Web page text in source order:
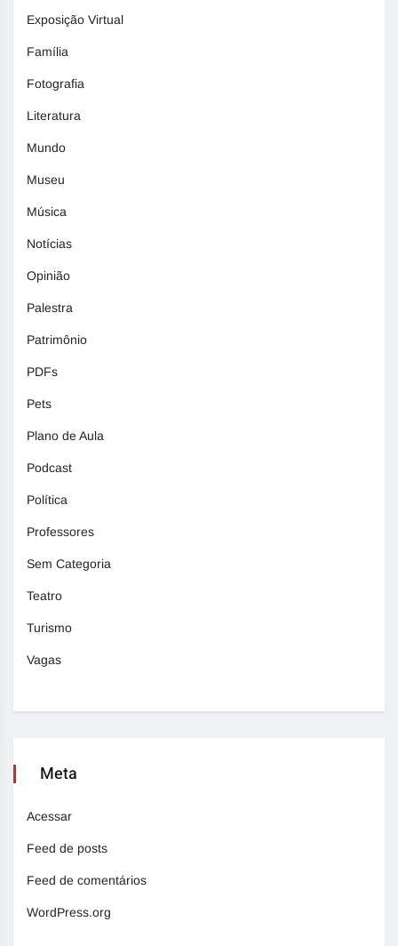
Exposição Virtual
Família
Fotografia
Literatura
Mundo
Museu
Música
Notícias
Opinião
Palestra
Patrimônio
PDFs
Pets
Plano de Aula
Podcast
Política
Professores
Sem Categoria
Teatro
Turismo
Vagas
Meta
Acessar
Feed de posts
Feed de comentários
WordPress.org